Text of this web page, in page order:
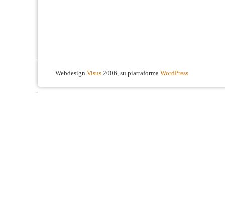
Webdesign Visus 2006, su piattaforma WordPress